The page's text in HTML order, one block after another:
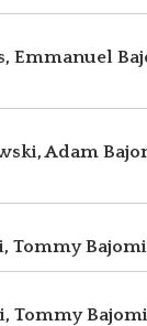
Emmanuel
Adam
Tommy
Tommy